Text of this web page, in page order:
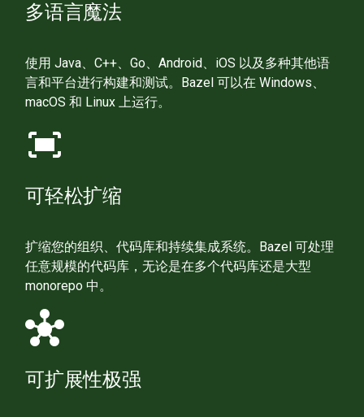
多语言魔法
使用 Java、C++、Go、Android、iOS 以及多种其他语
言和平台进行构建和测试。Bazel 可以在 Windows、
macOS 和 Linux 上运行。
fit_screen
可轻松扩缩
扩缩您的组织、代码库和持续集成系统。Bazel 可处理
任意规模的代码库，无论是在多个代码库还是大型
monorepo 中。
hub
可扩展性极强